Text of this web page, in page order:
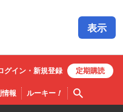
表示
情報 ルーキー！ 検索
グイン・ 新規登録 定期購読